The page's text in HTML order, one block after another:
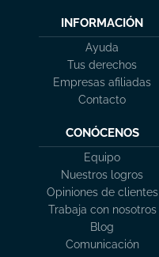
INFORMACIÓN
Ayuda
Tus derechos
Empresas afiliadas
Contacto
CONÓCENOS
Equipo
Nuestros logros
Opiniones de clientes
Trabaja con nosotros
Blog
Comunicación